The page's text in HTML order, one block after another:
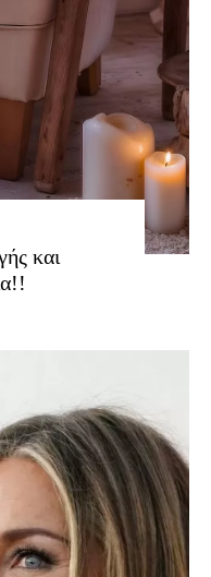
και